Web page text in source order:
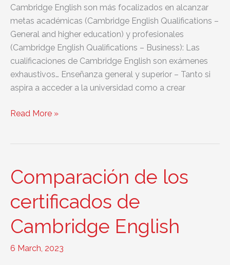
Cambridge English son más focalizados en alcanzar
metas académicas (Cambridge English Qualifications –
General and higher education) y profesionales
(Cambridge English Qualifications – Business): Las
cualificaciones de Cambridge English son exámenes
exhaustivos… Enseñanza general y superior – Tanto si
aspira a acceder a la universidad como a crear
¿Qué
exámenes
Cambridge
y
los
de
Read More »
Comparación de los
certificados de
Cambridge English
6 March, 2023